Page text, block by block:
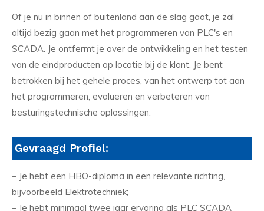
Of je nu in binnen of buitenland aan de slag gaat, je zal
altijd bezig gaan met het programmeren van PLC's en
SCADA. Je ontfermt je over de ontwikkeling en het testen
van de eindproducten op locatie bij de klant. Je bent
betrokken bij het gehele proces, van het ontwerp tot aan
het programmeren, evalueren en verbeteren van
besturingstechnische oplossingen.
Gevraagd Profiel:
– Je hebt een HBO-diploma in een relevante richting,
bijvoorbeeld Elektrotechniek;
– Je hebt minimaal twee jaar ervaring als PLC SCADA